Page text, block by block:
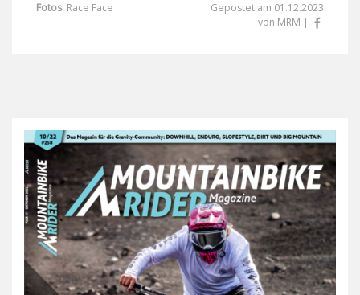
Fotos: Race Face
Gepostet am 01.12.2023
von MRM |